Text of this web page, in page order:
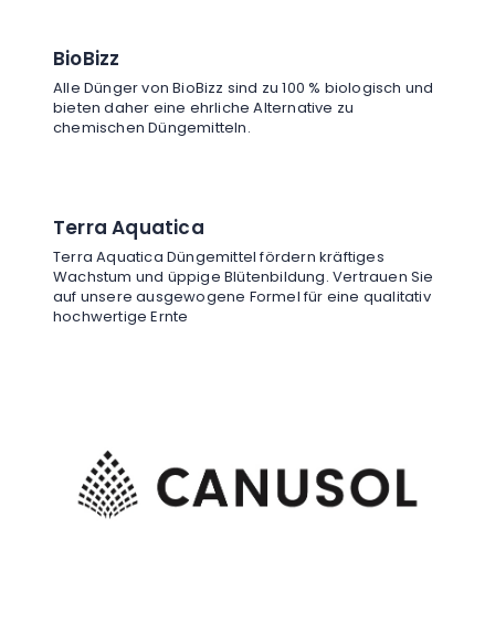
BioBizz
Alle Dünger von BioBizz sind zu 100 % biologisch und
bieten daher eine ehrliche Alternative zu
chemischen Düngemitteln.
Terra Aquatica
Terra Aquatica Düngemittel fördern kräftiges
Wachstum und üppige Blütenbildung. Vertrauen Sie
auf unsere ausgewogene Formel für eine qualitativ
hochwertige Ernte